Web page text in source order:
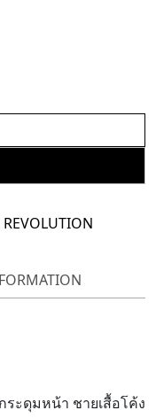
REVOLUTION
ะดุมหน้า ชายเสื้อโค้ง